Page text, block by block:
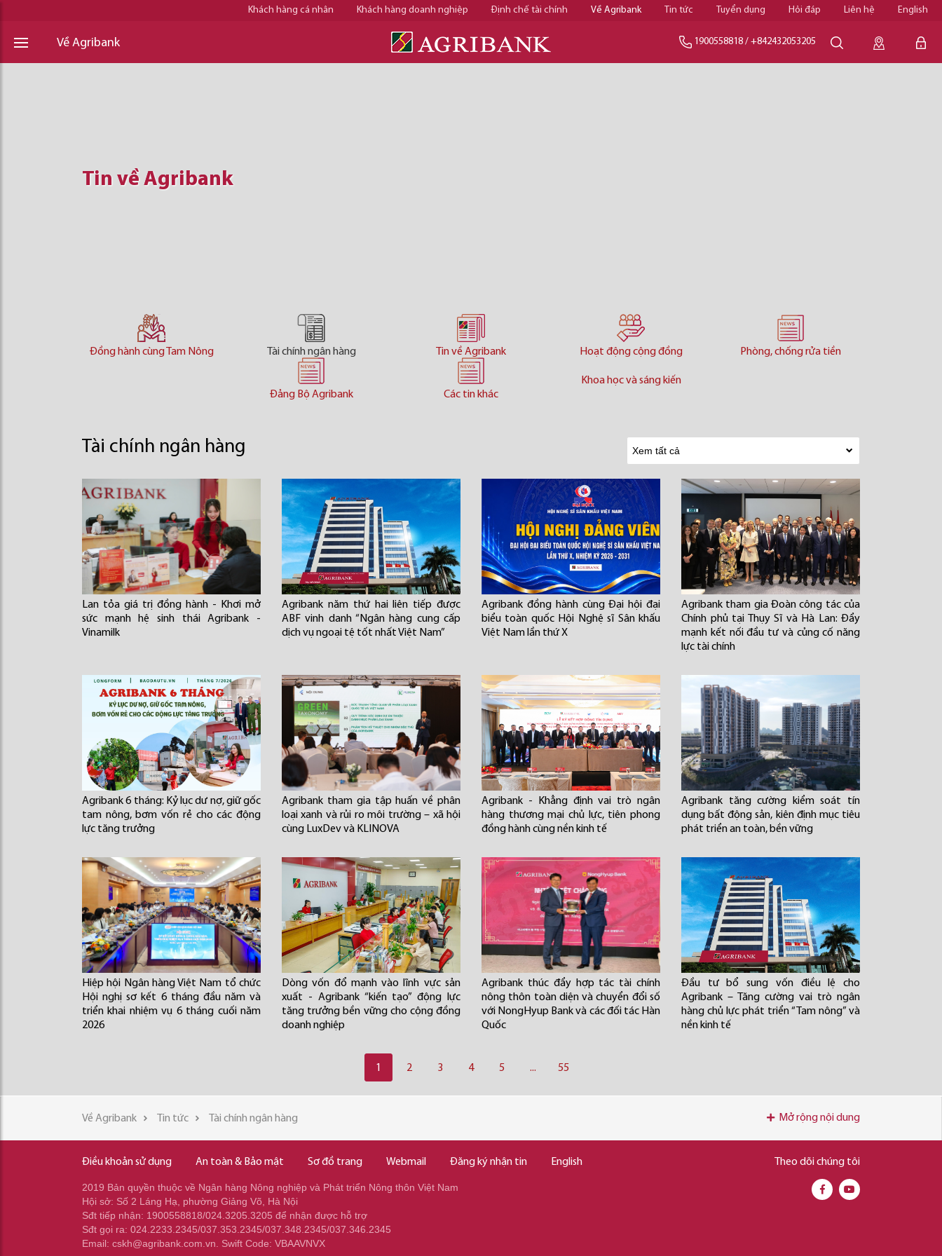
Khách hàng cá nhân Khách hàng doanh nghiệp Định chế tài chính Về Agribank Tin tức Tuyển dụng Hỏi đáp Liên hệ English
Về Agribank 1900558818 / +842432053205
Tin về Agribank
Tin về Agribank
Tin về Agribank
Đồng hành cùng Tam Nông Tài chính ngân hàng Tin về Agribank Hoạt động cộng đồng Phòng, chống rửa tiền
Đảng Bộ Agribank Các tin khác
Khoa học và sáng kiến
Tài chính ngân hàng
Lan tỏa giá trị đồng hành - Khơi mở
sức mạnh hệ sinh thái Agribank -
Vinamilk
Agribank năm thứ hai liên tiếp được
ABF vinh danh “Ngân hàng cung cấp
dịch vụ ngoại tệ tốt nhất Việt Nam”
Agribank đồng hành cùng Đại hội đại
biểu toàn quốc Hội Nghệ sĩ Sân khấu
Việt Nam lần thứ X
Agribank tham gia Đoàn công tác của
Chính phủ tại Thụy Sĩ và Hà Lan: Đẩy
mạnh kết nối đầu tư và củng cố năng
lực tài chính
Agribank 6 tháng: Kỷ lục dư nợ, giữ gốc
tam nông, bơm vốn rẻ cho các động
lực tăng trưởng
Agribank tham gia tập huấn về phân
loại xanh và rủi ro môi trường – xã hội
cùng LuxDev và KLINOVA
Agribank - Khẳng định vai trò ngân
hàng thương mại chủ lực, tiên phong
đồng hành cùng nền kinh tế
Agribank tăng cường kiểm soát tín
dụng bất động sản, kiên định mục tiêu
phát triển an toàn, bền vững
Hiệp hội Ngân hàng Việt Nam tổ chức
Hội nghị sơ kết 6 tháng đầu năm và
triển khai nhiệm vụ 6 tháng cuối năm
2026
Dòng vốn đổ mạnh vào lĩnh vực sản
xuất - Agribank “kiến tạo” động lực
tăng trưởng bền vững cho cộng đồng
doanh nghiệp
Agribank thúc đẩy hợp tác tài chính
nông thôn toàn diện và chuyển đổi số
với NongHyup Bank và các đối tác Hàn
Quốc
Đầu tư bổ sung vốn điều lệ cho
Agribank – Tăng cường vai trò ngân
hàng chủ lực phát triển “Tam nông” và
nền kinh tế
1 2 3 4 5 ... 55
Về Agribank Tin tức Tài chính ngân hàng Mở rộng nội dung
Điều khoản sử dụng An toàn & Bảo mật Sơ đồ trang Webmail Đăng ký nhận tin English
2019 Bản quyền thuộc về Ngân hàng Nông nghiệp và Phát triển Nông thôn Việt Nam
Hội sở: Số 2 Láng Hạ, phường Giảng Võ, Hà Nội
Sđt tiếp nhận: 1900558818/024.3205.3205 để nhận được hỗ trợ
Sđt gọi ra: 024.2233.2345/037.353.2345/037.348.2345/037.346.2345
Email: cskh@agribank.com.vn. Swift Code: VBAAVNVX
Theo dõi chúng tôi